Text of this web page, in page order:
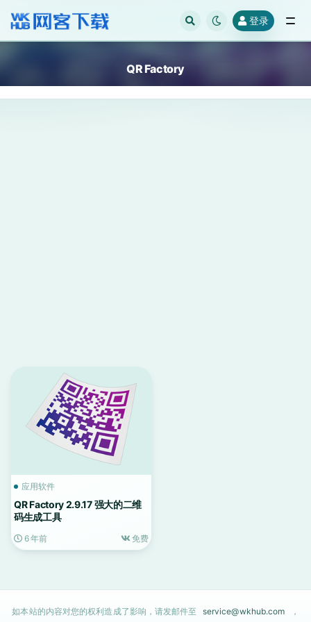
登录
QR Factory
应用软件
QR Factory 2.9.17 强大的二维
码生成工具
6 年前 免费
如本站的内容对您的权利造成了影响，请发邮件至 service@wkhub.com ，
全部